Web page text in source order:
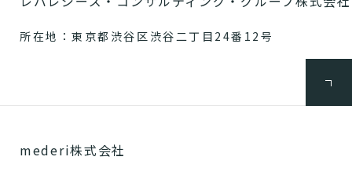
所在地：東京都渋谷区渋谷二丁目24番12号
mederi株式会社